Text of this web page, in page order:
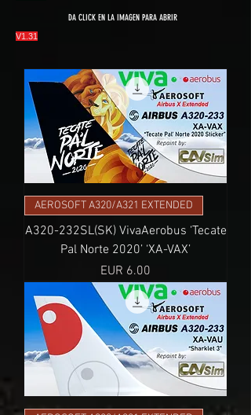
DA CLICK EN LA IMAGEN PARA ABRIR
V1.31
AEROSOFT A320/A321 EXTENDED
A320-232SL(SK) VivaAerobus ‘Tecate
Pal Norte 2020’ ‘XA-VAX’
Precio
EUR 6.00